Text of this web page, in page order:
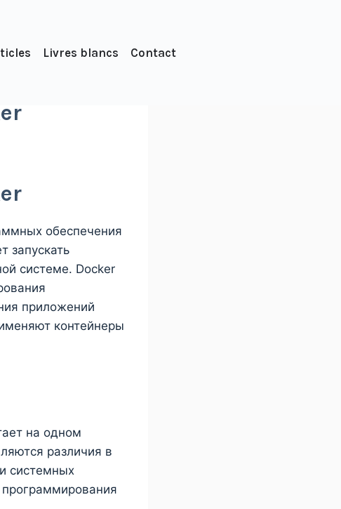
Livres blancs Contact
обеспечения
запускать
системе. Docker
приложений
контейнеры
на одном
различия в
системных